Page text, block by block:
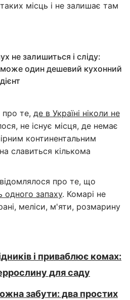
місць і не залишає там
не залишиться і сліду:
один дешевий кухонний
про те, де в Україні ніколи не
не існує місця, де немає
континентальним
славиться кількома
про те, що
одного запаху. Комарі не
меліси, м'яти, розмарину
і приваблює комах:
для саду
забути: два простих